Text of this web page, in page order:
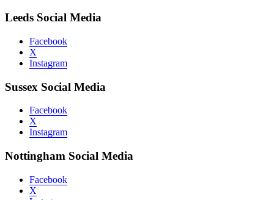
Leeds Social Media
Facebook
X
Instagram
Sussex Social Media
Facebook
X
Instagram
Nottingham Social Media
Facebook
X